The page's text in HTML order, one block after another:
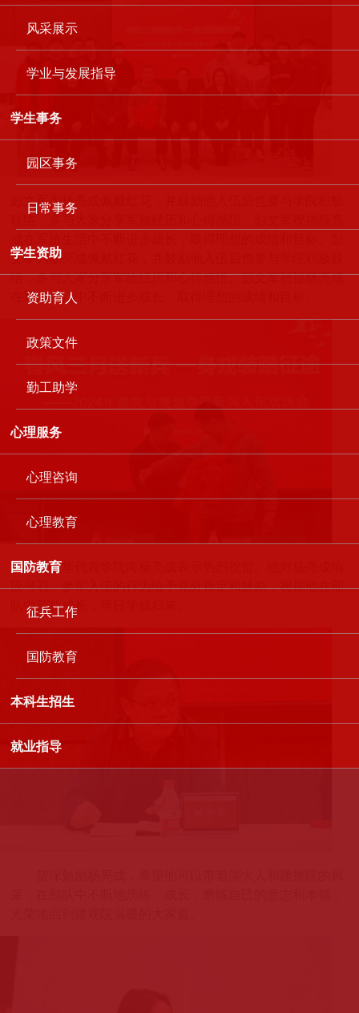
风采展示
学业与发展指导
学生事务
园区事务
日常事务
学生资助
资助育人
政策文件
勤工助学
心理服务
心理咨询
心理教育
国防教育
征兵工作
国防教育
本科生招生
就业指导
彭文军为杨亮成佩戴红花，并鼓励他入伍后也要与学院积极
联络，多与大家分享军旅经历和心得感悟。彭文军祝福杨亮
文军为杨亮成佩戴红花，并鼓励他入伍后也要与学院积极联
络，多与大家分享军旅经历和心得感悟。彭文军祝福杨亮成
在军旅生活中不断进步成长，取得理想的成绩和目标。
姚中华代表学院向杨亮成表示热烈祝贺。他对杨亮成响
应号召、参军入伍的行为给予充分肯定和鼓励，祝福他在部
队中茁壮成长，早日学成归来。